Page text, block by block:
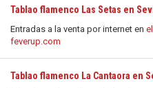
Tablao flamenco Las Setas en
Entradas a la venta por internet en
feverup.com
Tablao flamenco La Cantaora en